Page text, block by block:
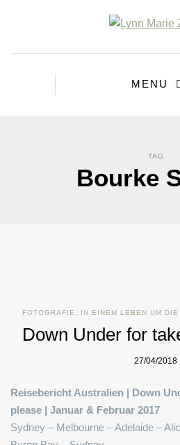
MENU
TAG
Bourke
FOTOGRAFIE , IN EINEM LEBEN UM
Down Under for
27/04/2018
Reisebericht Australien | Down
please | Januar & Februar 2017
Sydney – Melbourne – Adelaide –